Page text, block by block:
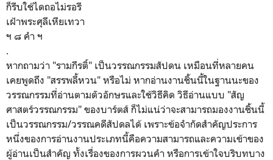
ก็รีบใช้ไดถอไม่รอรี
เฝ้าพระศุลีเหียเทวา
ฯ ๘ คํา ฯ
.
หากถามว่า "รามกีรติ์" เป็นวรรณกรรมสัปดน เหมือนที่หลายคน
เคยพูดถึง "สรรพลี้หวน" หรือไม่ หากอ่านงานชิ้นนี้ในฐานนะของ
วรรณกรรมที่อ่านตามตัวอักษรและใช้วิธีคิด วิธีอ่านแบบ "สัญ
ศาสตร์วรรณกรรม" ของบาร์ตส์ ก็ไม่แน่ว่าจะสามารถมองงานชิ้นนี้
เป็นวรรณกรรม/วรรณคดีสัปดลได้ เพราะข้อจำกัดสำคัญประการ
หนึ่งของการอ่านงานประเภทนี้คือความสามารถและความเข้าของ
ผู้อ่านเป็นสำคัญ ทั้งเรื่องของการผวนคำ หรือการเข้าใจบริบทบาง